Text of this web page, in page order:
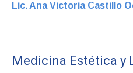
Lic. Ana Victoria Castillo
Medicina Estética y